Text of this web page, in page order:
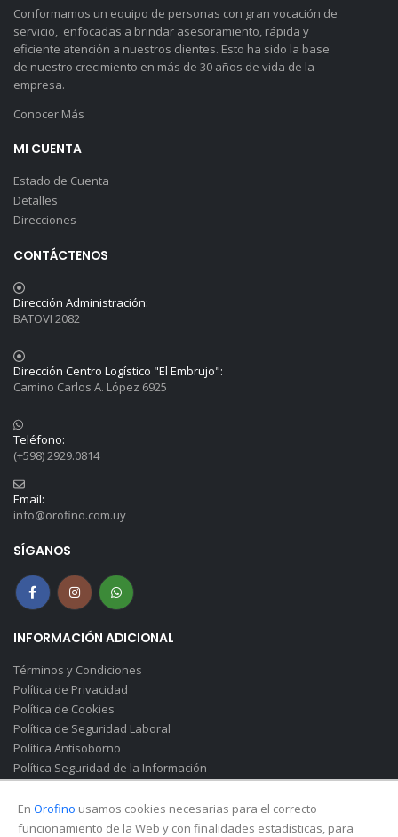
Conformamos un equipo de personas con gran vocación de
servicio, enfocadas a brindar asesoramiento, rápida y
eficiente atención a nuestros clientes. Esto ha sido la base
de nuestro crecimiento en más de 30 años de vida de la
empresa.
Conocer Más
MI CUENTA
Estado de Cuenta
Detalles
Direcciones
CONTÁCTENOS
Dirección Administración:
BATOVI 2082
Dirección Centro Logístico "El Embrujo":
Camino Carlos A. López 6925
Teléfono:
(+598) 2929.0814
Email:
info@orofino.com.uy
SÍGANOS
INFORMACIÓN ADICIONAL
Términos y Condiciones
Política de Privacidad
Política de Cookies
Política de Seguridad Laboral
Política Antisoborno
Política Seguridad de la Información
En Orofino usamos cookies necesarias para el correcto
funcionamiento de la Web y con finalidades estadísticas, para